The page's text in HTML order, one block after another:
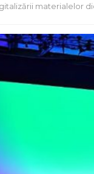
materialelor